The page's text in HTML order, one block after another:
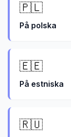
🇵🇱
På polska
🇪🇪
På estniska
🇷🇺